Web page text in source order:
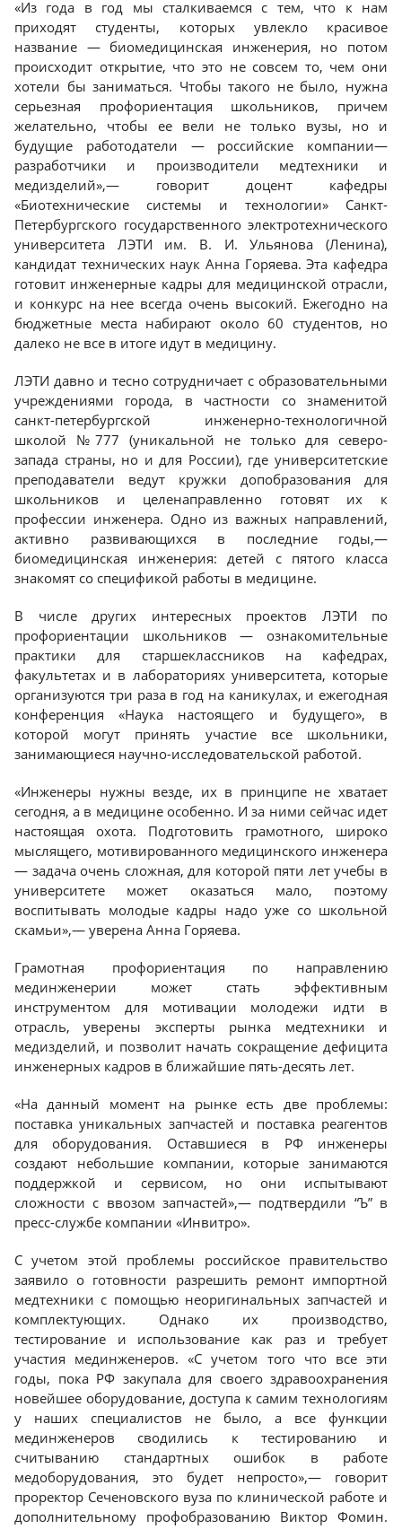
«Из года в год мы сталкиваемся с тем, что к нам
приходят студенты, которых увлекло красивое
название — биомедицинская инженерия, но потом
происходит открытие, что это не совсем то, чем они
хотели бы заниматься. Чтобы такого не было, нужна
серьезная профориентация школьников, причем
желательно, чтобы ее вели не только вузы, но и
будущие работодатели — российские компании—
разработчики и производители медтехники и
медизделий»,— говорит доцент кафедры
«Биотехнические системы и технологии» Санкт-
Петербургского государственного электротехнического
университета ЛЭТИ им. В. И. Ульянова (Ленина),
кандидат технических наук Анна Горяева. Эта кафедра
готовит инженерные кадры для медицинской отрасли,
и конкурс на нее всегда очень высокий. Ежегодно на
бюджетные места набирают около 60 студентов, но
далеко не все в итоге идут в медицину.
ЛЭТИ давно и тесно сотрудничает с образовательными
учреждениями города, в частности со знаменитой
санкт-петербургской инженерно-технологичной
школой №777 (уникальной не только для северо-
запада страны, но и для России), где университетские
преподаватели ведут кружки допобразования для
школьников и целенаправленно готовят их к
профессии инженера. Одно из важных направлений,
активно развивающихся в последние годы,—
биомедицинская инженерия: детей с пятого класса
знакомят со спецификой работы в медицине.
В числе других интересных проектов ЛЭТИ по
профориентации школьников — ознакомительные
практики для старшеклассников на кафедрах,
факультетах и в лабораториях университета, которые
организуются три раза в год на каникулах, и ежегодная
конференция «Наука настоящего и будущего», в
которой могут принять участие все школьники,
занимающиеся научно-исследовательской работой.
«Инженеры нужны везде, их в принципе не хватает
сегодня, а в медицине особенно. И за ними сейчас идет
настоящая охота. Подготовить грамотного, широко
мыслящего, мотивированного медицинского инженера
— задача очень сложная, для которой пяти лет учебы в
университете может оказаться мало, поэтому
воспитывать молодые кадры надо уже со школьной
скамьи»,— уверена Анна Горяева.
Грамотная профориентация по направлению
мединженерии может стать эффективным
инструментом для мотивации молодежи идти в
отрасль, уверены эксперты рынка медтехники и
медизделий, и позволит начать сокращение дефицита
инженерных кадров в ближайшие пять-десять лет.
«На данный момент на рынке есть две проблемы:
поставка уникальных запчастей и поставка реагентов
для оборудования. Оставшиеся в РФ инженеры
создают небольшие компании, которые занимаются
поддержкой и сервисом, но они испытывают
сложности с ввозом запчастей»,— подтвердили “Ъ” в
пресс-службе компании «Инвитро».
С учетом этой проблемы российское правительство
заявило о готовности разрешить ремонт импортной
медтехники с помощью неоригинальных запчастей и
комплектующих. Однако их производство,
тестирование и использование как раз и требует
участия мединженеров. «С учетом того что все эти
годы, пока РФ закупала для своего здравоохранения
новейшее оборудование, доступа к самим технологиям
у наших специалистов не было, а все функции
мединженеров сводились к тестированию и
считыванию стандартных ошибок в работе
медоборудования, это будет непросто»,— говорит
проректор Сеченовского вуза по клинической работе и
дополнительному профобразованию Виктор Фомин.